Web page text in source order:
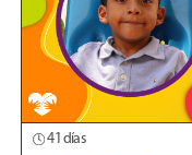
41 días